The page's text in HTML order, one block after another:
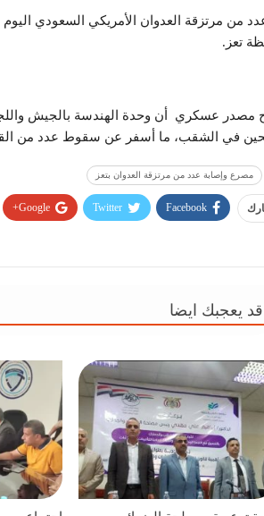
من مرتزقة العدوان الأمريكي السعودي
تعز.
مصدر عسكري أن وحدة الهندسة بالجيش
في الشقب، ما أسفر عن سقوط عدد من
مصرع وإصابة عدد من مرتزقة العدوان بتعز
Facebook
Twitter
Google+
قد يعجبك ايضا